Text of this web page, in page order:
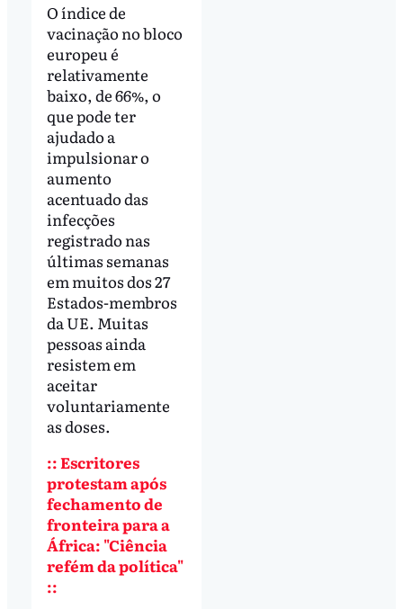
O índice de
vacinação no bloco
europeu é
relativamente
baixo, de 66%, o
que pode ter
ajudado a
impulsionar o
aumento
acentuado das
infecções
registrado nas
últimas semanas
em muitos dos 27
Estados-membros
da UE. Muitas
pessoas ainda
resistem em
aceitar
voluntariamente
as doses.
:: Escritores
protestam após
fechamento de
fronteira para a
África: "Ciência
refém da política"
::